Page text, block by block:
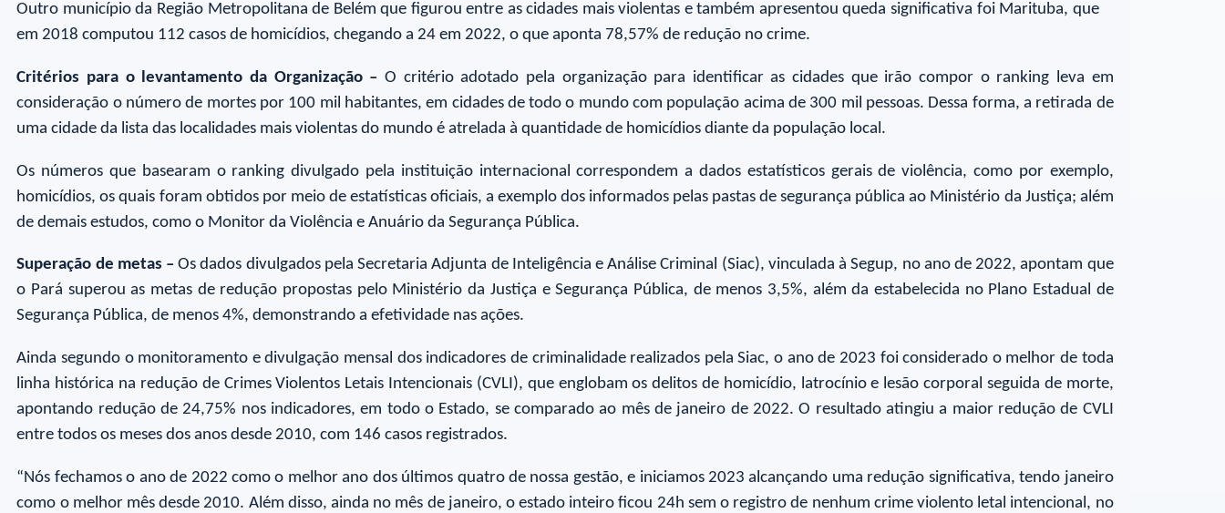
Outro município da Região Metropolitana de Belém que figurou entre as cidades mais violentas e também apresentou queda significativa foi Marituba, que
em 2018 computou 112 casos de homicídios, chegando a 24 em 2022, o que aponta 78,57% de redução no crime.
Critérios para o levantamento da Organização – O critério adotado pela organização para identificar as cidades que irão compor o ranking leva em
consideração o número de mortes por 100 mil habitantes, em cidades de todo o mundo com população acima de 300 mil pessoas. Dessa forma, a retirada de
uma cidade da lista das localidades mais violentas do mundo é atrelada à quantidade de homicídios diante da população local.
Os números que basearam o ranking divulgado pela instituição internacional correspondem a dados estatísticos gerais de violência, como por exemplo,
homicídios, os quais foram obtidos por meio de estatísticas oficiais, a exemplo dos informados pelas pastas de segurança pública ao Ministério da Justiça; além
de demais estudos, como o Monitor da Violência e Anuário da Segurança Pública.
Superação de metas –Os dados divulgados pela Secretaria Adjunta de Inteligência e Análise Criminal (Siac), vinculada à Segup, no ano de 2022, apontam que
o Pará superou as metas de redução propostas pelo Ministério da Justiça e Segurança Pública, de menos 3,5%, além da estabelecida no Plano Estadual de
Segurança Pública, de menos 4%, demonstrando a efetividade nas ações.
Ainda segundo o monitoramento e divulgação mensal dos indicadores de criminalidade realizados pela Siac, o ano de 2023 foi considerado o melhor de toda
linha histórica na redução de Crimes Violentos Letais Intencionais (CVLI), que englobam os delitos de homicídio, latrocínio e lesão corporal seguida de morte,
apontando redução de 24,75% nos indicadores, em todo o Estado, se comparado ao mês de janeiro de 2022. O resultado atingiu a maior redução de CVLI
entre todos os meses dos anos desde 2010, com 146 casos registrados.
“Nós fechamos o ano de 2022 como o melhor ano dos últimos quatro de nossa gestão, e iniciamos 2023 alcançando uma redução significativa, tendo janeiro
como o melhor mês desde 2010. Além disso, ainda no mês de janeiro, o estado inteiro ficou 24h sem o registro de nenhum crime violento letal intencional, no